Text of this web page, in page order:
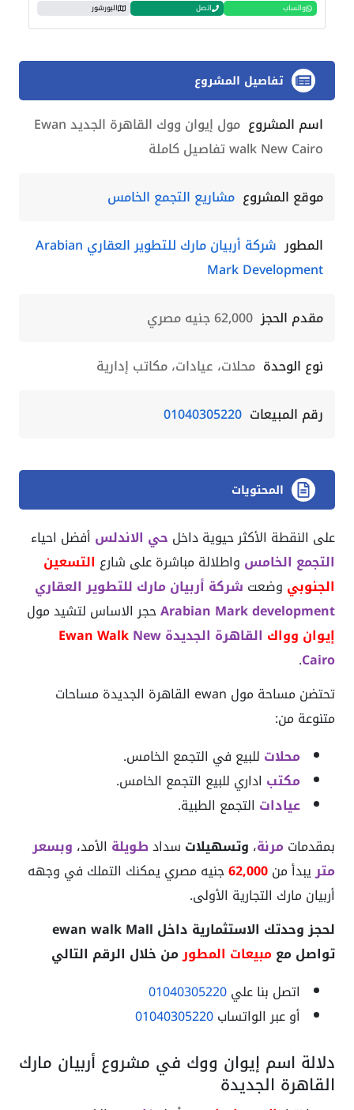
واتساب اتصل البورشور
تفاصيل المشروع
اسم المشروع
مول إيوان ووك القاهرة الجديد Ewan
walk New Cairo تفاصيل كاملة
موقع المشروع مشاريع التجمع الخامس
المطور
شركة أربيان مارك للتطوير العقاري Arabian
Mark Development
مقدم الحجز 62,000 جنيه مصري
نوع الوحدة محلات، عيادات، مكاتب إدارية
رقم المبيعات 01040305220
المحتويات
على النقطة الأكثر حيوية داخل حي الاندلس أفضل احياء
التجمع الخامس واطلالة مباشرة على شارع التسعين
الجنوبي وضعت شركة أربيان مارك للتطوير العقاري
Arabian Mark developmentحجر الاساس لتشيد مول
إيوان وواك القاهرة الجديدة Ewan WalkNew
Cairo
.
تحتضن مساحة مول ewan القاهرة الجديدة مساحات
متنوعة من:
محلات للبيع في التجمع الخامس.
مكتب اداري للبيع التجمع الخامس.
عيادات التجمع الطبية.
بمقدمات مرنة، وتسهيلات سدادطويلة الأمد، وبسعر
متريبدأ من62,000جنيه مصري يمكنك التملك في وجهه
أربيان مارك التجارية الأولى.
لحجز وحدتك الاستثمارية داخل ewan walk Mall
تواصل معمبيعات المطورمن خلال الرقم التالي
اتصل بنا علي01040305220
أو عبر الواتساب01040305220
دلالة اسم إيوان ووك في مشروع أربيان مارك
القاهرة الجديدة